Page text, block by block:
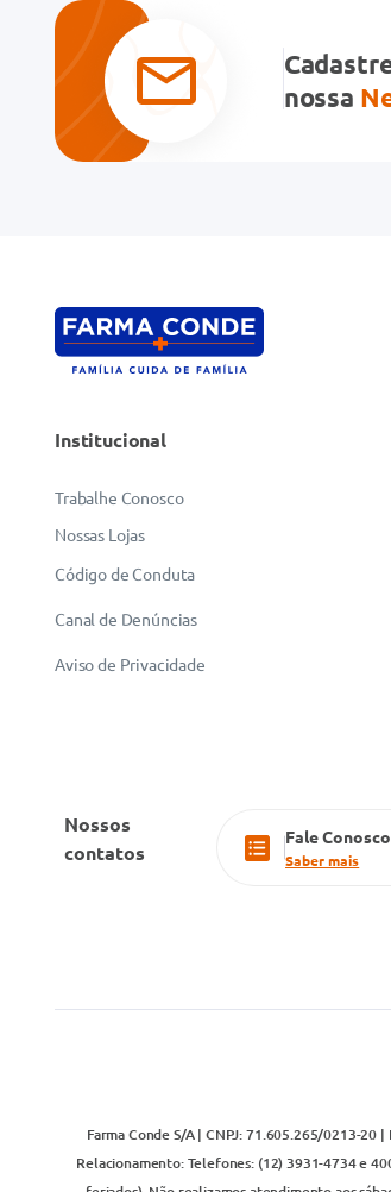
Avalie o produto de 1 a 5
★★★
Seu nome
nossa
Institucional
Trabalhe Conosco
Nossas Lojas
Código de Conduta
Canal de Denúncias
Aviso de Privacidade
Nossos
contatos
Fale Conosco
Saber mais
Farma Conde S/A | CNPJ: 71.605.265/0213-20
Relacionamento: Telefones: (12) 3931-4734 e